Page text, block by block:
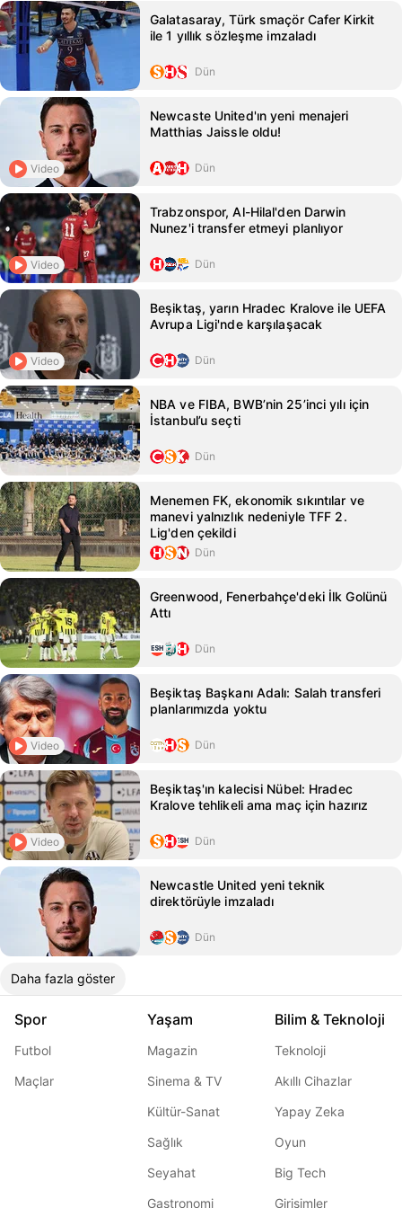
Galatasaray, Türk smaçör Cafer Kirkit
ile 1 yıllık sözleşme imzaladı
Dün
Video
Newcaste United'ın yeni menajeri
Matthias Jaissle oldu!
Dün
Video
Trabzonspor, Al-Hilal'den Darwin
Nunez'i transfer etmeyi planlıyor
Dün
Video
Beşiktaş, yarın Hradec Kralove ile UEFA
Avrupa Ligi'nde karşılaşacak
Dün
NBA ve FIBA, BWB’nin 25’inci yılı için
İstanbul’u seçti
Dün
Menemen FK, ekonomik sıkıntılar ve
manevi yalnızlık nedeniyle TFF 2.
Lig'den çekildi
Dün
Greenwood, Fenerbahçe'deki İlk Golünü
Attı
Dün
Video
Beşiktaş Başkanı Adalı: Salah transferi
planlarımızda yoktu
Dün
Video
Beşiktaş'ın kalecisi Nübel: Hradec
Kralove tehlikeli ama maç için hazırız
Dün
Newcastle United yeni teknik
direktörüyle imzaladı
Dün
Daha fazla göster
Spor
Futbol
Maçlar
Yaşam
Magazin
Sinema & TV
Kültür-Sanat
Sağlık
Seyahat
Gastronomi
Bilim & Teknoloji
Teknoloji
Akıllı Cihazlar
Yapay Zeka
Oyun
Big Tech
Girişimler